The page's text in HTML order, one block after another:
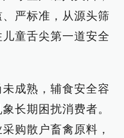
严标准，从源头筛
童舌尖第一道安全
成熟，辅食安全容
长期困扰消费者。
购散户畜禽原料，